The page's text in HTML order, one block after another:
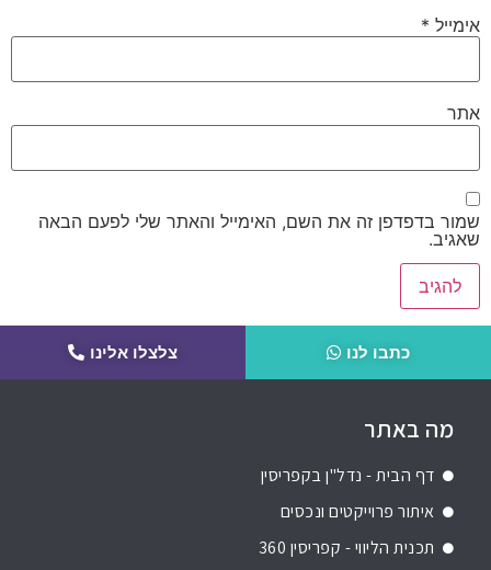
אימייל *
אתר
שמור בדפדפן זה את השם, האימייל והאתר שלי לפעם הבאה
שאגיב.
כתבו לנו צלצלו אלינו
מה באתר
דף הבית - נדל"ן בקפריסין
איתור פרוייקטים ונכסים
תכנית הליווי - קפריסין 360